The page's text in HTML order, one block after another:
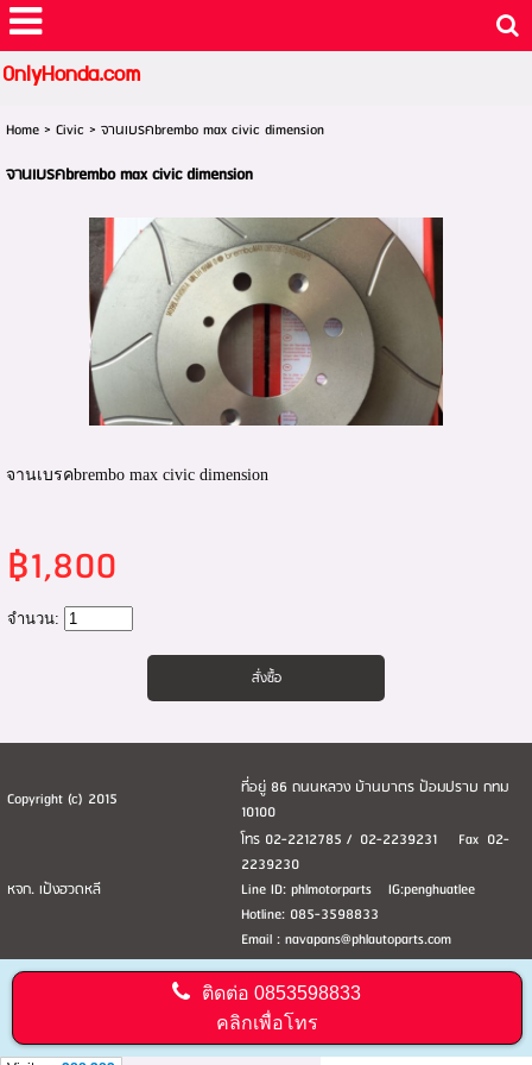
OnlyHonda.com
Home> Civic > จานเบรคbrembo max civic dimension
จานเบรคbrembo max civic dimension
จานเบรคbrembo max civic dimension
฿1,800
จำนวน:
Copyright (c) 2015
ที่อยู่ 86 ถนนหลวง บ้านบาตร ป้อมปราบ กทม
10100
หจก. เป้งฮวดหลี
โทร 02-2212785 / 02-2239231 Fax 02-
2239230
Line ID: phlmotorparts IG:penghuatlee
Hotline: 085-3598833
Email : navapans@phlautoparts.com
ติดต่อ0853598833
คลิกเพื่อโทร